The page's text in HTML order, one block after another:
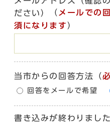
ださい）
（ メールでの
須になります ）
当市からの回答方法 （
回答をメールで希望
書き込みが終わりまし